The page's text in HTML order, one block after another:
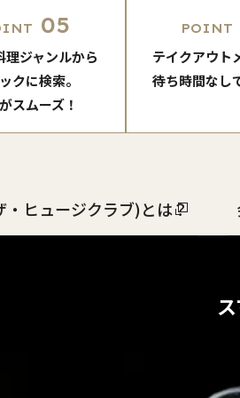
05
理ジャンルから
クに検索。
スムーズ！
POINT
テイクアウト
待ち時間なし
・ヒュージクラブ)とは？